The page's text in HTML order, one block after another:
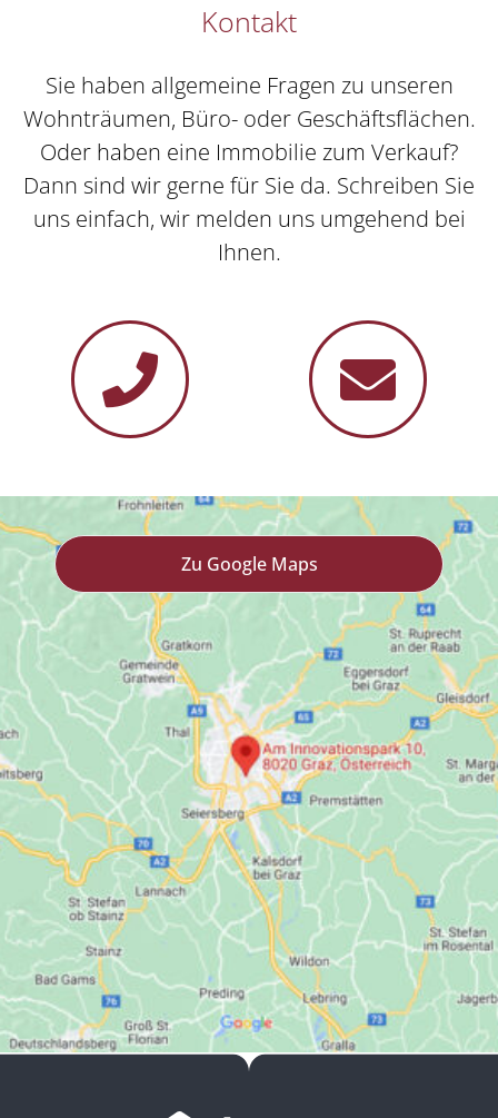
Kontakt
Sie haben allgemeine Fragen zu unseren
Wohnträumen, Büro- oder Geschäftsflächen.
Oder haben eine Immobilie zum Verkauf?
Dann sind wir gerne für Sie da. Schreiben Sie
uns einfach, wir melden uns umgehend bei
Ihnen.
Zu Google Maps
Kontakt
Sie haben allgemeine Fragen zu unseren
Wohnträumen, Büro- oder Geschäftsflächen. Oder
haben eine Immobilie zum verkauf?
Dann sind wir gerne für Sie da. Schreiben Sie uns
einfach, wir melden uns umgehend bei Ihnen.
Salomon GmbH
Mail.:
elisabeth.salomon@salomon-gmbh.at